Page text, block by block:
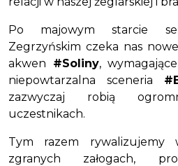
Po majowym starcie
Zegrzyńskim czeka nas
akwen #Soliny,
niepowtarzalna sceneria
zazwyczaj robią
uczestnikach.
Tym razem rywalizujemy
zgranych załogach,